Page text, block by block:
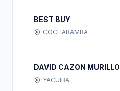
BEST BUY
COCHABAMBA
DAVID CAZON MURILLO
YACUIBA